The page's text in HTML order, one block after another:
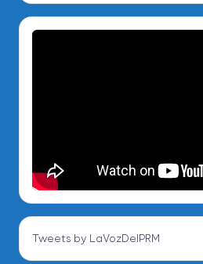
Tweets by LaVozDelPRM